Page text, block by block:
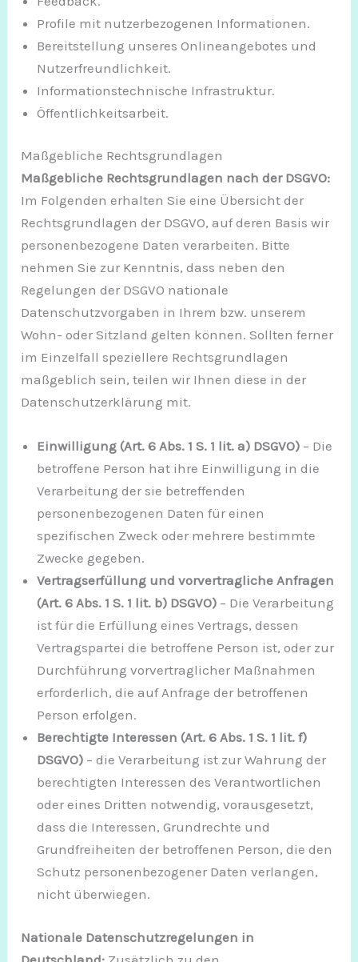
Profile mit nutzerbezogenen Informationen.
Bereitstellung unseres Onlineangebotes und
Nutzerfreundlichkeit.
Informationstechnische Infrastruktur.
Öffentlichkeitsarbeit.
Maßgebliche Rechtsgrundlagen
Maßgebliche Rechtsgrundlagen nach der DSGVO:
Im Folgenden erhalten Sie eine Übersicht der
Rechtsgrundlagen der DSGVO, auf deren Basis wir
personenbezogene Daten verarbeiten. Bitte
nehmen Sie zur Kenntnis, dass neben den
Regelungen der DSGVO nationale
Datenschutzvorgaben in Ihrem bzw. unserem
Wohn- oder Sitzland gelten können. Sollten ferner
im Einzelfall speziellere Rechtsgrundlagen
maßgeblich sein, teilen wir Ihnen diese in der
Datenschutzerklärung mit.
Einwilligung (Art. 6 Abs. 1 S. 1 lit. a) DSGVO) – Die
betroffene Person hat ihre Einwilligung in die
Verarbeitung der sie betreffenden
personenbezogenen Daten für einen
spezifischen Zweck oder mehrere bestimmte
Zwecke gegeben.
Vertragserfüllung und vorvertragliche Anfragen
(Art. 6 Abs. 1 S. 1 lit. b) DSGVO) – Die Verarbeitung
ist für die Erfüllung eines Vertrags, dessen
Vertragspartei die betroffene Person ist, oder zur
Durchführung vorvertraglicher Maßnahmen
erforderlich, die auf Anfrage der betroffenen
Person erfolgen.
Berechtigte Interessen (Art. 6 Abs. 1 S. 1 lit. f)
DSGVO) – die Verarbeitung ist zur Wahrung der
berechtigten Interessen des Verantwortlichen
oder eines Dritten notwendig, vorausgesetzt,
dass die Interessen, Grundrechte und
Grundfreiheiten der betroffenen Person, die den
Schutz personenbezogener Daten verlangen,
nicht überwiegen.
Nationale Datenschutzregelungen in